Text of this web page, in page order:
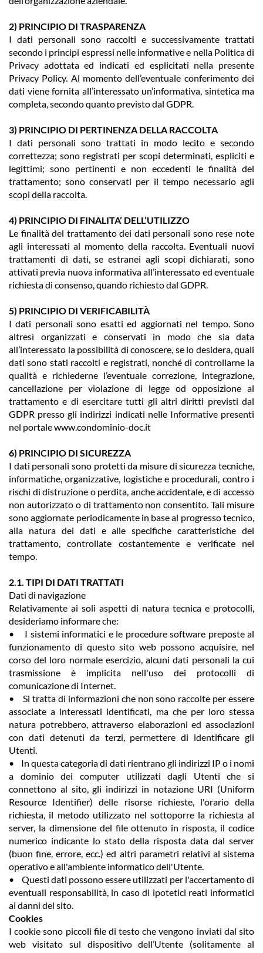
2) PRINCIPIO DI TRASPARENZA
I dati personali sono raccolti e successivamente trattati
secondo i principi espressi nelle informative e nella Politica di
Privacy adottata ed indicati ed esplicitati nella presente
Privacy Policy. Al momento dell’eventuale conferimento dei
dati viene fornita all’interessato un’informativa, sintetica ma
completa, secondo quanto previsto dal GDPR.
3) PRINCIPIO DI PERTINENZA DELLA RACCOLTA
I dati personali sono trattati in modo lecito e secondo
correttezza; sono registrati per scopi determinati, espliciti e
legittimi; sono pertinenti e non eccedenti le finalità del
trattamento; sono conservati per il tempo necessario agli
scopi della raccolta.
4) PRINCIPIO DI FINALITA’ DELL’UTILIZZO
Le finalità del trattamento dei dati personali sono rese note
agli interessati al momento della raccolta. Eventuali nuovi
trattamenti di dati, se estranei agli scopi dichiarati, sono
attivati previa nuova informativa all’interessato ed eventuale
richiesta di consenso, quando richiesto dal GDPR.
5) PRINCIPIO DI VERIFICABILITÀ
I dati personali sono esatti ed aggiornati nel tempo. Sono
altresì organizzati e conservati in modo che sia data
all’interessato la possibilità di conoscere, se lo desidera, quali
dati sono stati raccolti e registrati, nonché di controllarne la
qualità e richiederne l’eventuale correzione, integrazione,
cancellazione per violazione di legge od opposizione al
trattamento e di esercitare tutti gli altri diritti previsti dal
GDPR presso gli indirizzi indicati nelle Informative presenti
nel portale www.condominio-doc.it
6) PRINCIPIO DI SICUREZZA
I dati personali sono protetti da misure di sicurezza tecniche,
informatiche, organizzative, logistiche e procedurali, contro i
rischi di distruzione o perdita, anche accidentale, e di accesso
non autorizzato o di trattamento non consentito. Tali misure
sono aggiornate periodicamente in base al progresso tecnico,
alla natura dei dati e alle specifiche caratteristiche del
trattamento, controllate costantemente e verificate nel
tempo.
2.1. TIPI DI DATI TRATTATI
Dati di navigazione
Relativamente ai soli aspetti di natura tecnica e protocolli,
desideriamo informare che:
• I sistemi informatici e le procedure software preposte al
funzionamento di questo sito web possono acquisire, nel
corso del loro normale esercizio, alcuni dati personali la cui
trasmissione è implicita nell'uso dei protocolli di
comunicazione di Internet.
• Si tratta di informazioni che non sono raccolte per essere
associate a interessati identificati, ma che per loro stessa
natura potrebbero, attraverso elaborazioni ed associazioni
con dati detenuti da terzi, permettere di identificare gli
Utenti.
• In questa categoria di dati rientrano gli indirizzi IP o i nomi
a dominio dei computer utilizzati dagli Utenti che si
connettono al sito, gli indirizzi in notazione URI (Uniform
Resource Identifier) delle risorse richieste, l'orario della
richiesta, il metodo utilizzato nel sottoporre la richiesta al
server, la dimensione del file ottenuto in risposta, il codice
numerico indicante lo stato della risposta data dal server
(buon fine, errore, ecc.) ed altri parametri relativi al sistema
operativo e all'ambiente informatico dell'Utente.
• Questi dati possono essere utilizzati per l'accertamento di
eventuali responsabilità, in caso di ipotetici reati informatici
ai danni del sito.
Cookies
I cookie sono piccoli file di testo che vengono inviati dal sito
web visitato sul dispositivo dell’Utente (solitamente al